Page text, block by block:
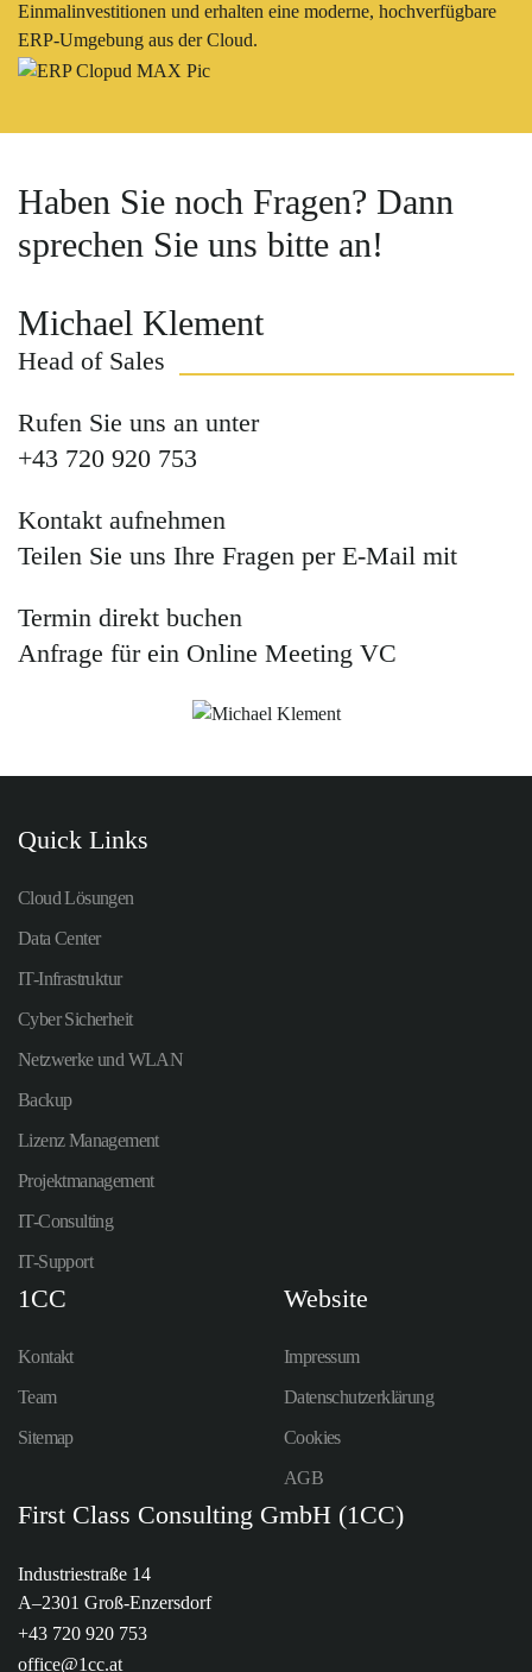
Einmalinvestitionen und erhalten eine moderne, hochverfügbare
ERP-Umgebung aus der Cloud.
Haben Sie noch Fragen? Dann
sprechen Sie uns bitte an!
Michael Klement
Head of Sales
Rufen Sie uns an unter
+43 720 920 753
Kontakt aufnehmen
Teilen Sie uns Ihre Fragen per E-Mail mit
Termin direkt buchen
Anfrage für ein Online Meeting VC
Quick Links
Cloud Lösungen
Data Center
IT-Infrastruktur
Cyber Sicherheit
Netzwerke und WLAN
Backup
Lizenz Management
Projektmanagement
IT-Consulting
IT-Support
1CC
Kontakt
Team
Sitemap
Website
Impressum
Datenschutzerklärung
Cookies
AGB
First Class Consulting GmbH (1CC)
Industriestraße 14
A–2301 Groß-Enzersdorf
+43 720 920 753
office@1cc.at